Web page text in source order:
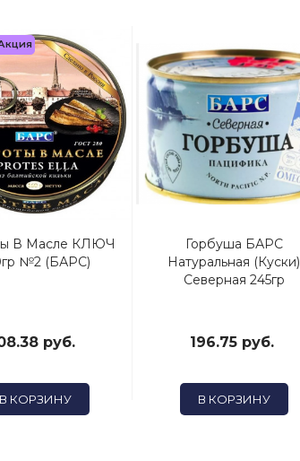
В Масле КЛЮЧ
№2 (БАРС)
руб.
В КОРЗИНУ
Горбуша БАРС
Натуральная (куски)
Северная 245гр
196.75 руб.
В КОРЗИНУ